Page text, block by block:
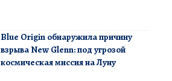
Blue Origin обнаружила причину
взрыва New Glenn: под угрозой
космическая миссия на Луну